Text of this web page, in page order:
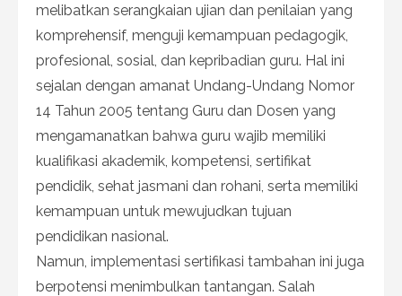
melibatkan serangkaian ujian dan penilaian yang
komprehensif, menguji kemampuan pedagogik,
profesional, sosial, dan kepribadian guru. Hal ini
sejalan dengan amanat Undang-Undang Nomor
14 Tahun 2005 tentang Guru dan Dosen yang
mengamanatkan bahwa guru wajib memiliki
kualifikasi akademik, kompetensi, sertifikat
pendidik, sehat jasmani dan rohani, serta memiliki
kemampuan untuk mewujudkan tujuan
pendidikan nasional.
Namun, implementasi sertifikasi tambahan ini juga
berpotensi menimbulkan tantangan. Salah